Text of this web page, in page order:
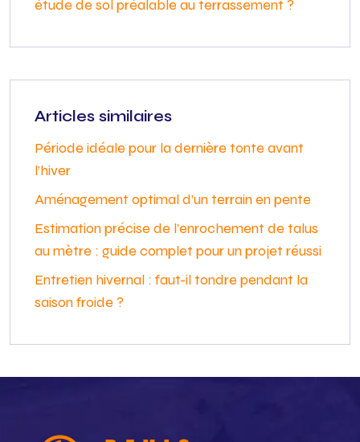
étude de sol préalable au terrassement ?
Articles similaires
Période idéale pour la dernière tonte avant
l’hiver
Aménagement optimal d’un terrain en pente
Estimation précise de l’enrochement de talus
au mètre : guide complet pour un projet réussi
Entretien hivernal : faut-il tondre pendant la
saison froide ?